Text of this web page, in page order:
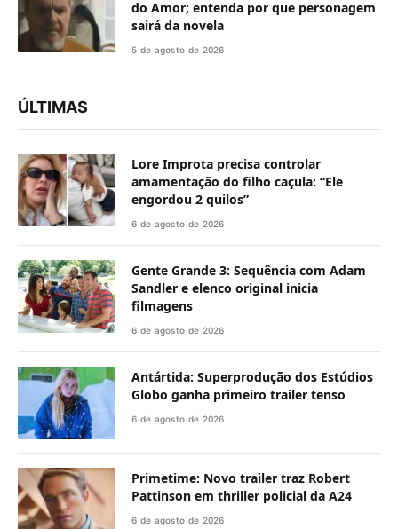
do Amor; entenda por que personagem
sairá da novela
5 de agosto de 2026
ÚLTIMAS
Lore Improta precisa controlar
amamentação do filho caçula: “Ele
engordou 2 quilos”
6 de agosto de 2026
Gente Grande 3: Sequência com Adam
Sandler e elenco original inicia
filmagens
6 de agosto de 2026
Antártida: Superprodução dos Estúdios
Globo ganha primeiro trailer tenso
6 de agosto de 2026
Primetime: Novo trailer traz Robert
Pattinson em thriller policial da A24
6 de agosto de 2026